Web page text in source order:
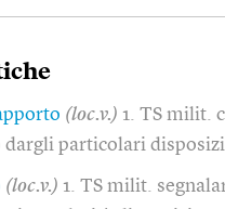
(loc.v.) 1. TS milit.
dargli particolari
(loc.v.) 1. TS milit.